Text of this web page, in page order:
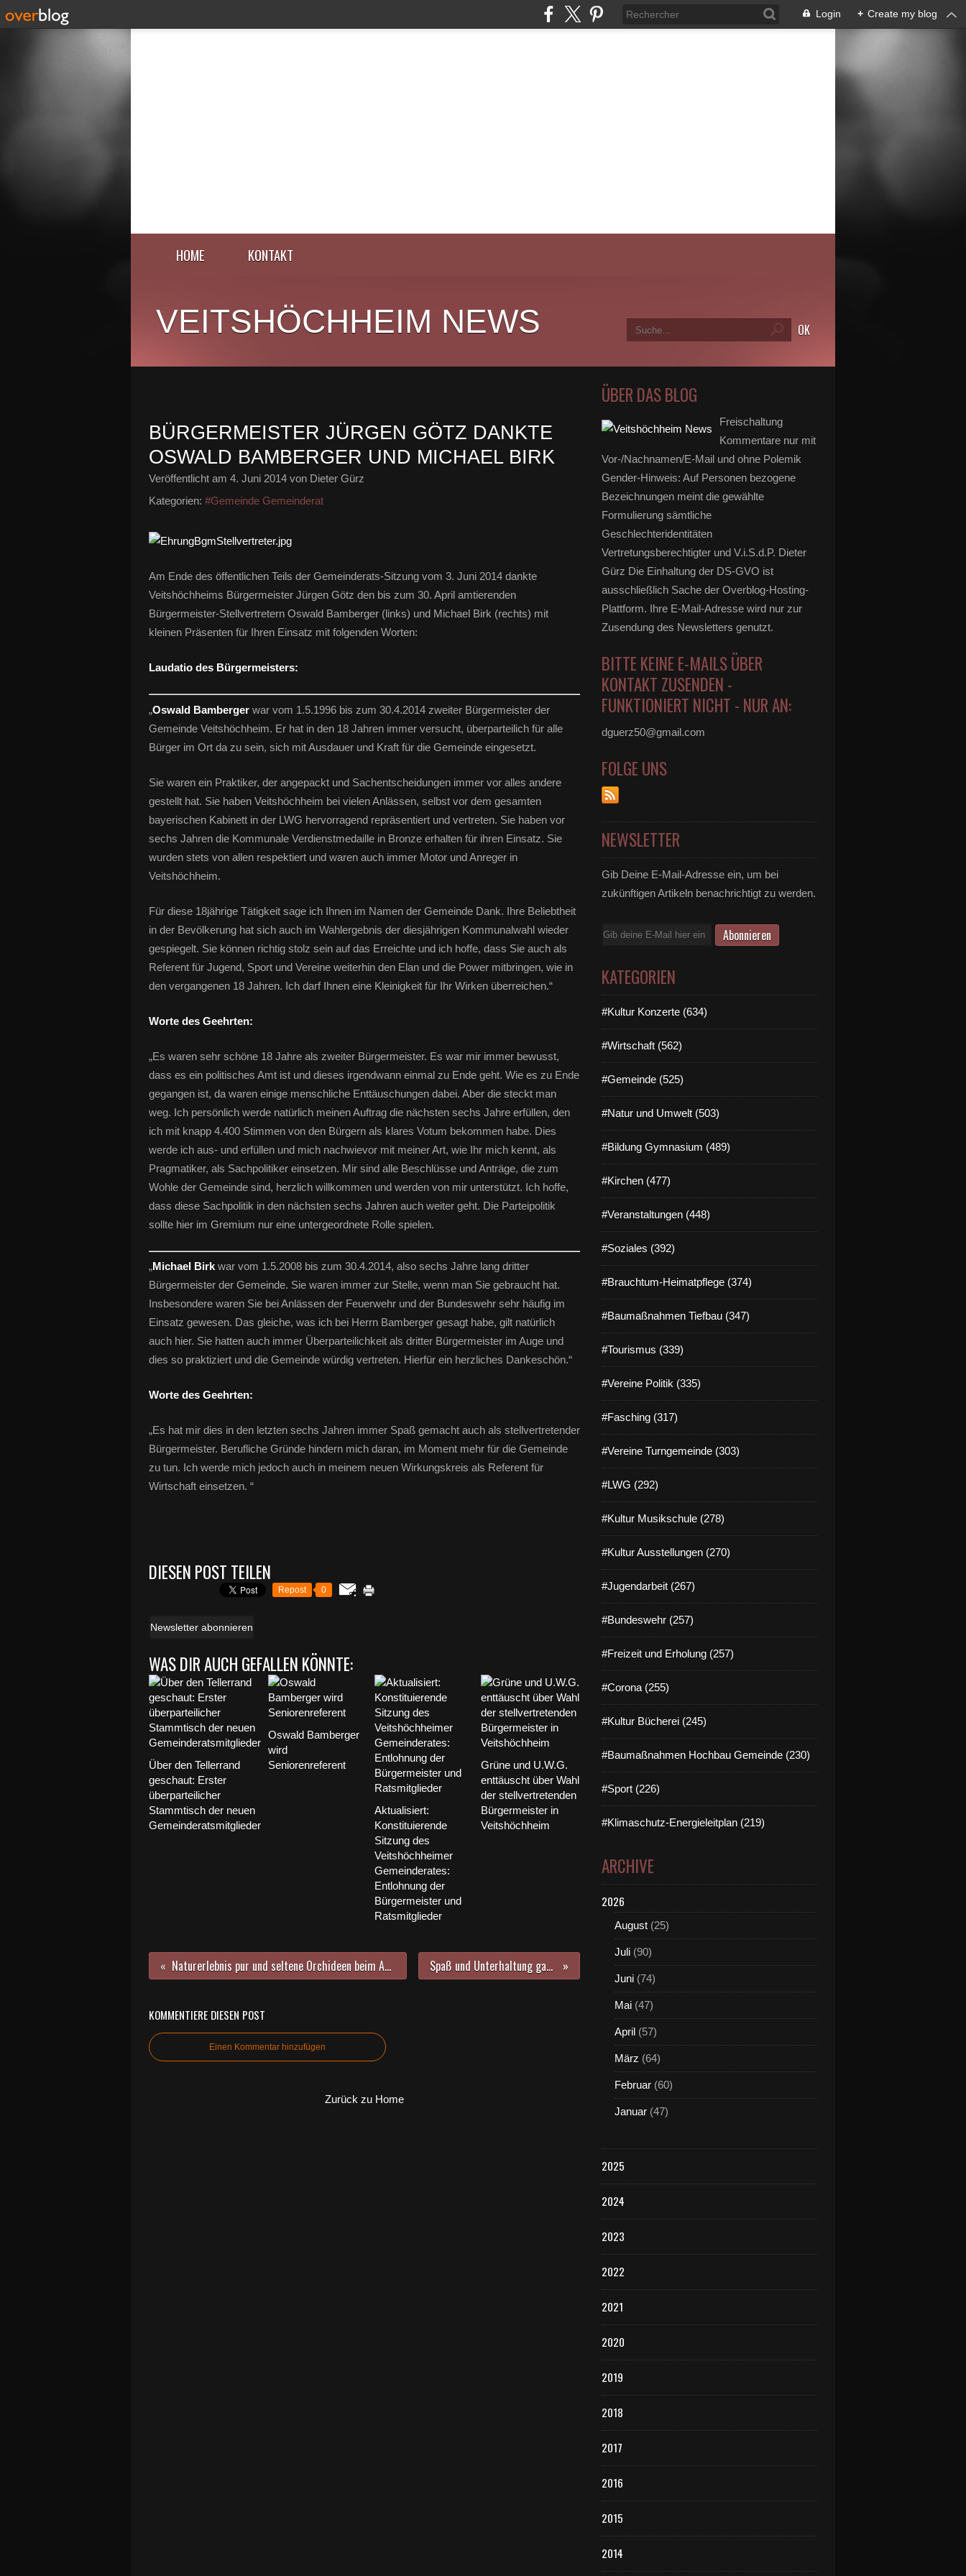
Login + Create my blog
HOME KONTAKT
VEITSHÖCHHEIM NEWS
BÜRGERMEISTER JÜRGEN GÖTZ DANKTE
OSWALD BAMBERGER UND MICHAEL BIRK
Veröffentlicht am 4. Juni 2014 von Dieter Gürz
Kategorien: #Gemeinde Gemeinderat
Am Ende des öffentlichen Teils der Gemeinderats-Sitzung vom 3. Juni 2014 dankte
Veitshöchheims Bürgermeister Jürgen Götz den bis zum 30. April amtierenden
Bürgermeister-Stellvertretern Oswald Bamberger (links) und Michael Birk (rechts) mit
kleinen Präsenten für Ihren Einsatz mit folgenden Worten:
Laudatio des Bürgermeisters:
„Oswald Bamberger war vom 1.5.1996 bis zum 30.4.2014 zweiter Bürgermeister der
Gemeinde Veitshöchheim. Er hat in den 18 Jahren immer versucht, überparteilich für alle
Bürger im Ort da zu sein, sich mit Ausdauer und Kraft für die Gemeinde eingesetzt.
Sie waren ein Praktiker, der angepackt und Sachentscheidungen immer vor alles andere
gestellt hat. Sie haben Veitshöchheim bei vielen Anlässen, selbst vor dem gesamten
bayerischen Kabinett in der LWG hervorragend repräsentiert und vertreten. Sie haben vor
sechs Jahren die Kommunale Verdienstmedaille in Bronze erhalten für ihren Einsatz. Sie
wurden stets von allen respektiert und waren auch immer Motor und Anreger in
Veitshöchheim.
Für diese 18jährige Tätigkeit sage ich Ihnen im Namen der Gemeinde Dank. Ihre Beliebtheit
in der Bevölkerung hat sich auch im Wahlergebnis der diesjährigen Kommunalwahl wieder
gespiegelt. Sie können richtig stolz sein auf das Erreichte und ich hoffe, dass Sie auch als
Referent für Jugend, Sport und Vereine weiterhin den Elan und die Power mitbringen, wie in
den vergangenen 18 Jahren. Ich darf Ihnen eine Kleinigkeit für Ihr Wirken überreichen.“
Worte des Geehrten:
„Es waren sehr schöne 18 Jahre als zweiter Bürgermeister. Es war mir immer bewusst,
dass es ein politisches Amt ist und dieses irgendwann einmal zu Ende geht. Wie es zu Ende
gegangen ist, da waren einige menschliche Enttäuschungen dabei. Aber die steckt man
weg. Ich persönlich werde natürlich meinen Auftrag die nächsten sechs Jahre erfüllen, den
ich mit knapp 4.400 Stimmen von den Bürgern als klares Votum bekommen habe. Dies
werde ich aus- und erfüllen und mich nachwievor mit meiner Art, wie Ihr mich kennt, als
Pragmatiker, als Sachpolitiker einsetzen. Mir sind alle Beschlüsse und Anträge, die zum
Wohle der Gemeinde sind, herzlich willkommen und werden von mir unterstützt. Ich hoffe,
dass diese Sachpolitik in den nächsten sechs Jahren auch weiter geht. Die Parteipolitik
sollte hier im Gremium nur eine untergeordnete Rolle spielen.
„Michael Birk war vom 1.5.2008 bis zum 30.4.2014, also sechs Jahre lang dritter
Bürgermeister der Gemeinde. Sie waren immer zur Stelle, wenn man Sie gebraucht hat.
Insbesondere waren Sie bei Anlässen der Feuerwehr und der Bundeswehr sehr häufig im
Einsatz gewesen. Das gleiche, was ich bei Herrn Bamberger gesagt habe, gilt natürlich
auch hier. Sie hatten auch immer Überparteilichkeit als dritter Bürgermeister im Auge und
dies so praktiziert und die Gemeinde würdig vertreten. Hierfür ein herzliches Dankeschön.“
Worte des Geehrten:
„Es hat mir dies in den letzten sechs Jahren immer Spaß gemacht auch als stellvertretender
Bürgermeister. Berufliche Gründe hindern mich daran, im Moment mehr für die Gemeinde
zu tun. Ich werde mich jedoch auch in meinem neuen Wirkungskreis als Referent für
Wirtschaft einsetzen. “
DIESEN POST TEILEN
Repost 0
Newsletter abonnieren
WAS DIR AUCH GEFALLEN KÖNNTE:
Über den Tellerrand
geschaut: Erster
überparteilicher
Stammtisch der neuen
Gemeinderatsmitglieder
Oswald Bamberger
wird
Seniorenreferent
Aktualisiert:
Konstituierende
Sitzung des
Veitshöchheimer
Gemeinderates:
Entlohnung der
Bürgermeister und
Ratsmitglieder
Grüne und U.W.G.
enttäuscht über Wahl
der stellvertretenden
Bürgermeister in
Veitshöchheim
Naturerlebnis pur und seltene Orchideen beim Ausflug des Verschönerungsvereins nach Böttigheim Spaß und Unterhaltung gab es beim Pfarrfest zu Bilhildis
KOMMENTIERE DIESEN POST
Einen Kommentar hinzufügen
Zurück zu Home
ÜBER DAS BLOG
Freischaltung
Kommentare nur mit
Vor-/Nachnamen/E-Mail und ohne Polemik
Gender-Hinweis: Auf Personen bezogene
Bezeichnungen meint die gewählte
Formulierung sämtliche
Geschlechteridentitäten
Vertretungsberechtigter und V.i.S.d.P. Dieter
Gürz Die Einhaltung der DS-GVO ist
ausschließlich Sache der Overblog-Hosting-
Plattform. Ihre E-Mail-Adresse wird nur zur
Zusendung des Newsletters genutzt.
BITTE KEINE E-MAILS ÜBER
KONTAKT ZUSENDEN -
FUNKTIONIERT NICHT - NUR AN:
dguerz50@gmail.com
FOLGE UNS
NEWSLETTER
Gib Deine E-Mail-Adresse ein, um bei
zukünftigen Artikeln benachrichtigt zu werden.
E-
KATEGORIEN
#Kultur Konzerte (634)
#Wirtschaft (562)
#Gemeinde (525)
#Natur und Umwelt (503)
#Bildung Gymnasium (489)
#Kirchen (477)
#Veranstaltungen (448)
#Soziales (392)
#Brauchtum-Heimatpflege (374)
#Baumaßnahmen Tiefbau (347)
#Tourismus (339)
#Vereine Politik (335)
#Fasching (317)
#Vereine Turngemeinde (303)
#LWG (292)
#Kultur Musikschule (278)
#Kultur Ausstellungen (270)
#Jugendarbeit (267)
#Bundeswehr (257)
#Freizeit und Erholung (257)
#Corona (255)
#Kultur Bücherei (245)
#Baumaßnahmen Hochbau Gemeinde (230)
#Sport (226)
#Klimaschutz-Energieleitplan (219)
ARCHIVE
2026
August (25)
Juli (90)
Juni (74)
Mai (47)
April (57)
März (64)
Februar (60)
Januar (47)
2025
2024
2023
2022
2021
2020
2019
2018
2017
2016
2015
2014